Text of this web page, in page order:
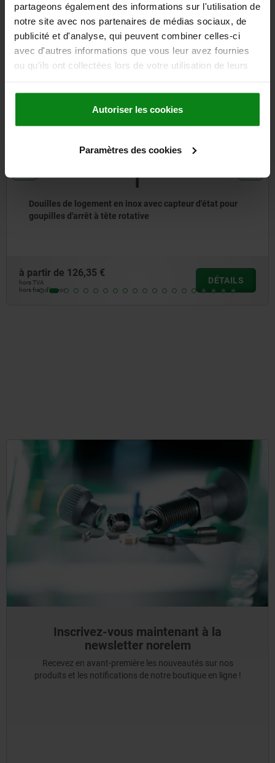
partageons également des informations sur l'utilisation de
notre site avec nos partenaires de médias sociaux, de
publicité et d'analyse, qui peuvent combiner celles-ci
avec d'autres informations que vous leur avez fournies
ou qu'ils ont collectées lors de votre utilisation de leurs
Autoriser les cookies
Paramètres des cookies
D'autres clients ont
également acheté
NOUVEAU
d'état pour
Contre-crochets pour
serrage jusqu’à 30 500 N,
8,64 €
hors frais d’envoi
Inscrivez-vous maintenant à la
newsletter norelem
Recevez en avant-première les nouveautés sur nos
produits et les notifications de notre boutique en ligne !